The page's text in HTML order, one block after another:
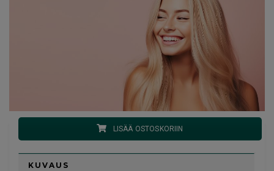
LISÄÄ OSTOSKORIIN
KUVAUS